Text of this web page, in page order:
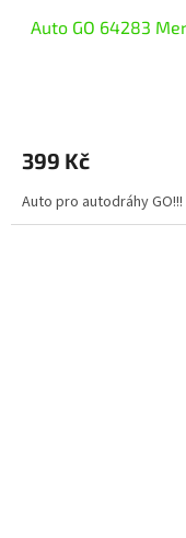
Auto GO 64283
399 Kč
Auto pro autodráhy GO!!!